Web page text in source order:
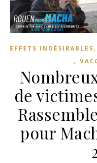
EFFETS INDÉSIRABLES,
,
de
pour